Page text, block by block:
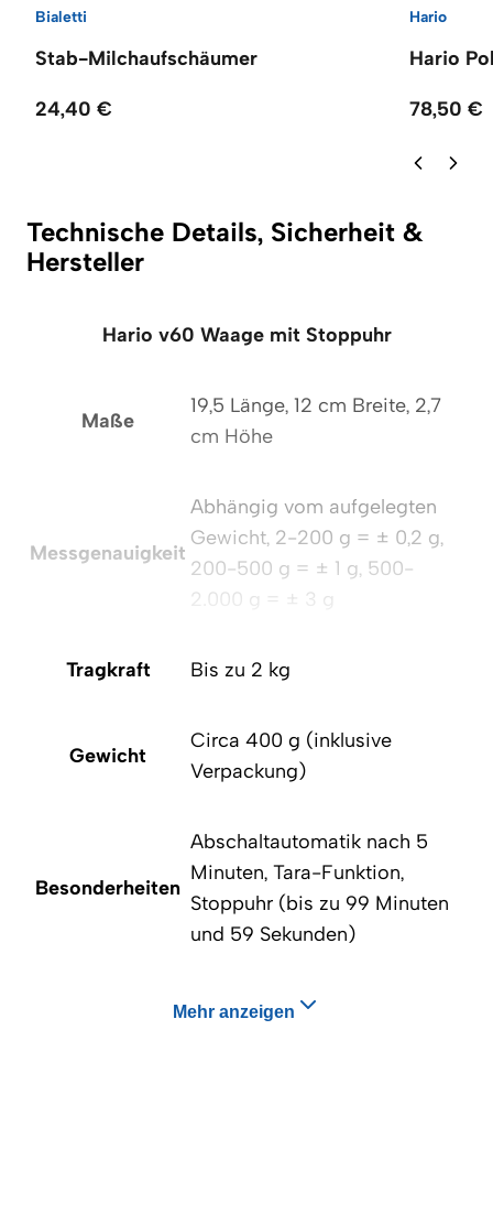
Bialetti
Stab-Milchaufschäumer
24,40 €
Hario
Hario
78,50 €
Technische Details, Sicherheit &
Hersteller
Hario v60 Waage mit Stoppuhr
Maße
19,5 Länge, 12 cm Breite, 2,7
cm Höhe
Messgenauigkeit
Abhängig vom aufgelegten
Gewicht, 2-200 g = ± 0,2 g,
200-500 g = ± 1 g, 500-
2.000 g = ± 3 g
Tragkraft Bis zu 2 kg
Gewicht
Circa 400 g (inklusive
Verpackung)
Besonderheiten
Abschaltautomatik nach 5
Minuten, Tara-Funktion,
Stoppuhr (bis zu 99 Minuten
und 59 Sekunden)
Mehr anzeigen